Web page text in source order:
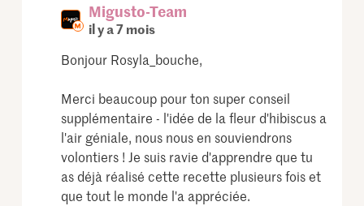
Migusto-Team
il y a 7 mois
Bonjour Rosyla_bouche,
Merci beaucoup pour ton super conseil
supplémentaire - l'idée de la fleur d'hibiscus a
l'air géniale, nous nous en souviendrons
volontiers ! Je suis ravie d'apprendre que tu
as déjà réalisé cette recette plusieurs fois et
que tout le monde l'a appréciée.